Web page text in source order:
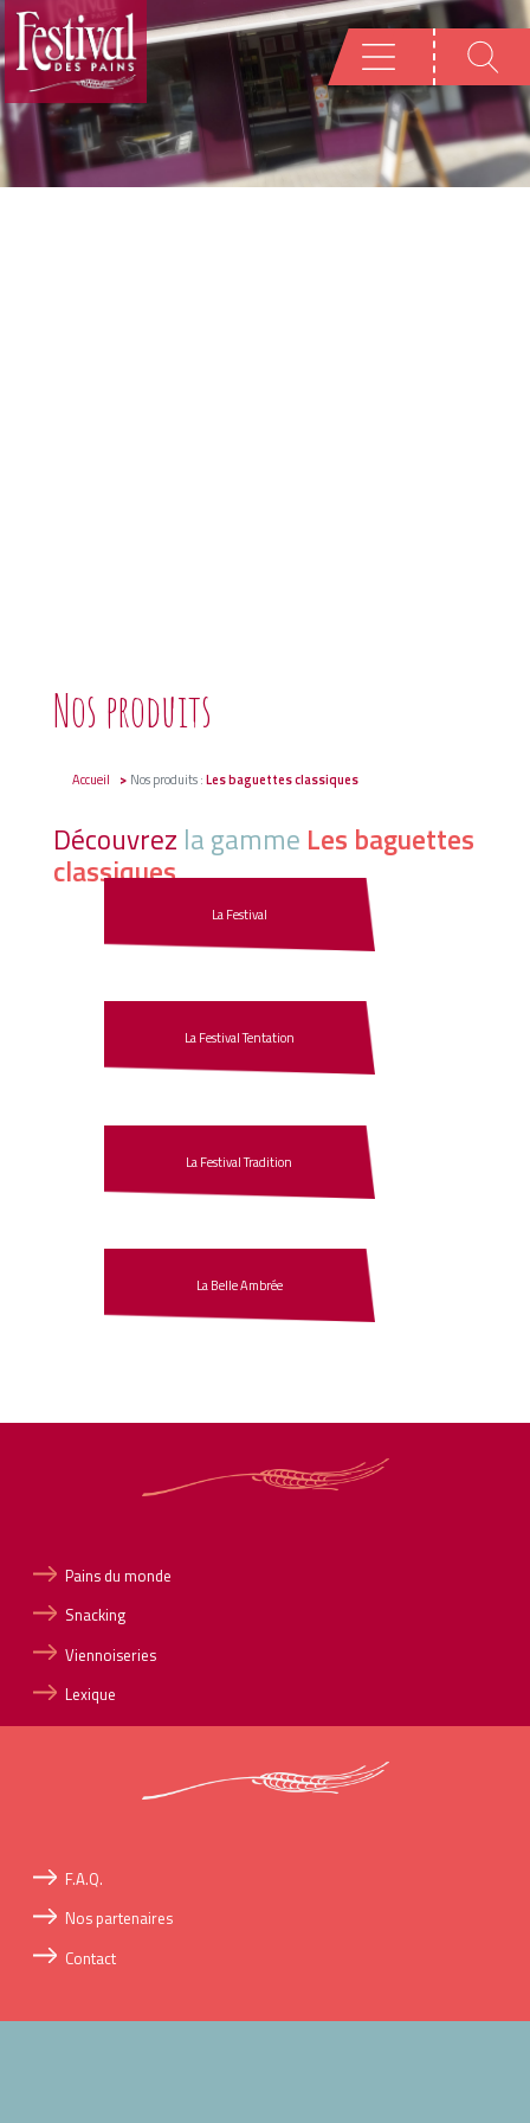
Nos produits
Accueil Nos produits :Les baguettes classiques
Découvrez la gamme Les baguettes
classiques
La Festival
La Festival Tentation
La Festival Tradition
La Belle Ambrée
Pains du monde
Snacking
Viennoiseries
Lexique
F.A.Q.
Nos partenaires
Contact